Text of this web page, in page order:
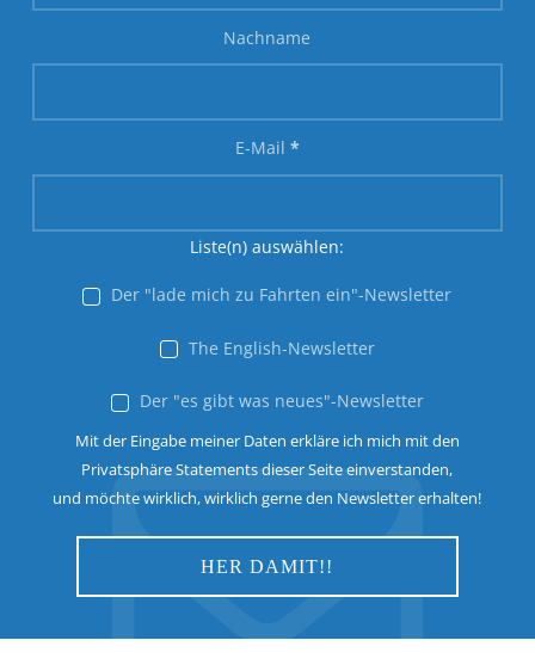
Nachname
E-Mail *
Liste(n) auswählen:
Der "lade mich zu Fahrten ein"-Newsletter
The English-Newsletter
Der "es gibt was neues"-Newsletter
Mit der Eingabe meiner Daten erkläre ich mich mit den
Privatsphäre Statements dieser Seite einverstanden,
und möchte wirklich, wirklich gerne den Newsletter erhalten!